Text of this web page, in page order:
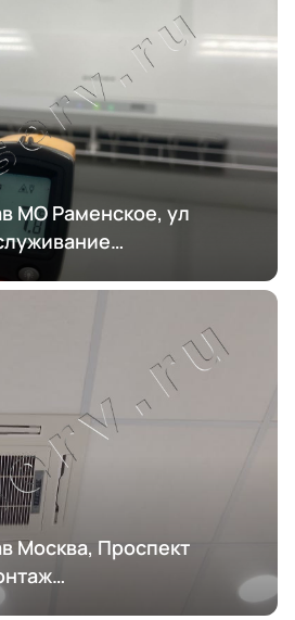
МО Раменское, ул
Москва, Проспект